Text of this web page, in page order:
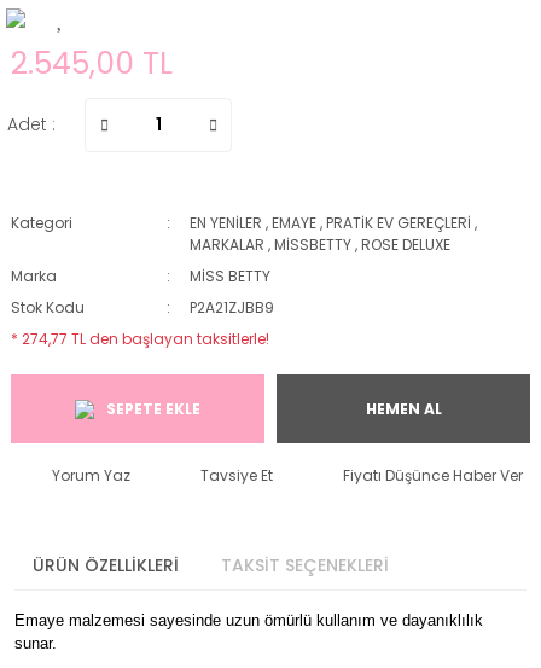
2.545,00 TL
Adet :
Kategori EN YENİLER ,EMAYE,PRATİK EV GEREÇLERİ ,
MARKALAR ,MİSSBETTY,ROSE DELUXE
Marka
MİSS BETTY
Stok Kodu
P2A21ZJBB9
* 274,77 TL den başlayan taksitlerle!
SEPETE EKLE HEMEN AL
Yorum Yaz Tavsiye Et Fiyatı Düşünce Haber Ver
ÜRÜN ÖZELLİKLERİ TAKSİT SEÇENEKLERİ
Emaye malzemesi sayesinde uzun ömürlü kullanım ve dayanıklılık
sunar.